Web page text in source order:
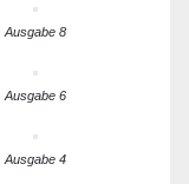
Ausgabe 8
Ausgabe 6
Ausgabe 4